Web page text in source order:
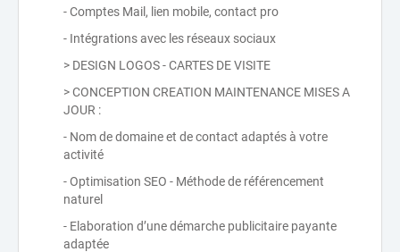
- Comptes Mail, lien mobile, contact pro
- Intégrations avec les réseaux sociaux
> DESIGN LOGOS - CARTES DE VISITE
> CONCEPTION CREATION MAINTENANCE MISES A
JOUR :
- Nom de domaine et de contact adaptés à votre
activité
- Optimisation SEO - Méthode de référencement
naturel
- Elaboration d’une démarche publicitaire payante
adaptée